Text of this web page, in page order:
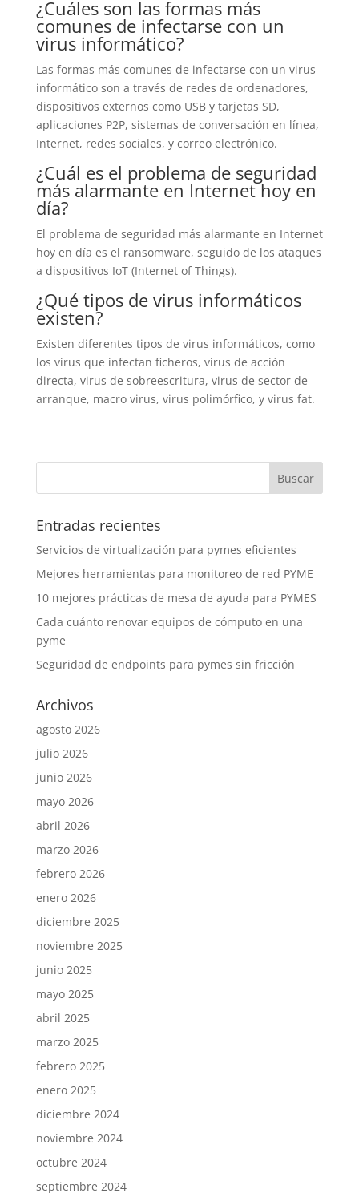
¿Cuáles son las formas más
comunes de infectarse con un
virus informático?
Las formas más comunes de infectarse con un virus
informático son a través de redes de ordenadores,
dispositivos externos como USB y tarjetas SD,
aplicaciones P2P, sistemas de conversación en línea,
Internet, redes sociales, y correo electrónico.
¿Cuál es el problema de seguridad
más alarmante en Internet hoy en
día?
El problema de seguridad más alarmante en Internet
hoy en día es el ransomware, seguido de los ataques
a dispositivos IoT (Internet of Things).
¿Qué tipos de virus informáticos
existen?
Existen diferentes tipos de virus informáticos, como
los virus que infectan ficheros, virus de acción
directa, virus de sobreescritura, virus de sector de
arranque, macro virus, virus polimórfico, y virus fat.
Entradas recientes
Servicios de virtualización para pymes eficientes
Mejores herramientas para monitoreo de red PYME
10 mejores prácticas de mesa de ayuda para PYMES
Cada cuánto renovar equipos de cómputo en una
pyme
Seguridad de endpoints para pymes sin fricción
Archivos
agosto 2026
julio 2026
junio 2026
mayo 2026
abril 2026
marzo 2026
febrero 2026
enero 2026
diciembre 2025
noviembre 2025
junio 2025
mayo 2025
abril 2025
marzo 2025
febrero 2025
enero 2025
diciembre 2024
noviembre 2024
octubre 2024
septiembre 2024